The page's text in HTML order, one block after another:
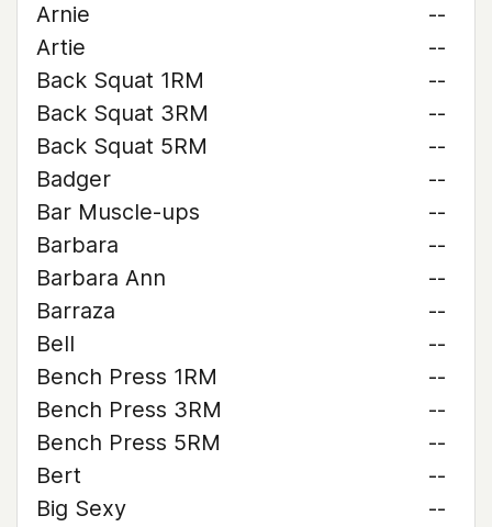
Arnie
--
Artie
--
Back Squat 1RM
--
Back Squat 3RM
--
Back Squat 5RM
--
Badger
--
Bar Muscle-ups
--
Barbara
--
Barbara Ann
--
Barraza
--
Bell
--
Bench Press 1RM
--
Bench Press 3RM
--
Bench Press 5RM
--
Bert
--
Big Sexy
--